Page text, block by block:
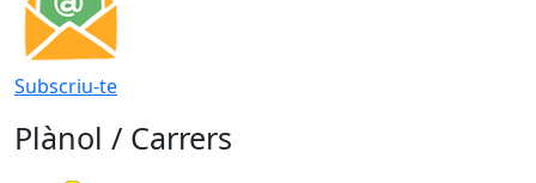
Subscriu-te
Plànol / Carrers